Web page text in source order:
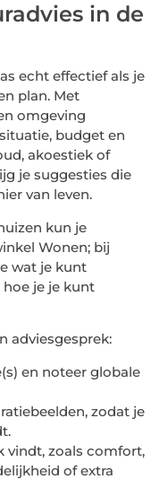
in de
echt effectief als je
plan. Met
omgeving
budget en
akoestiek of
je suggesties die
van leven.
kun je
Wonen; bij
wat je kunt
je je kunt
adviesgesprek:
en noteer globale
zodat je
vindt, zoals comfort,
of extra